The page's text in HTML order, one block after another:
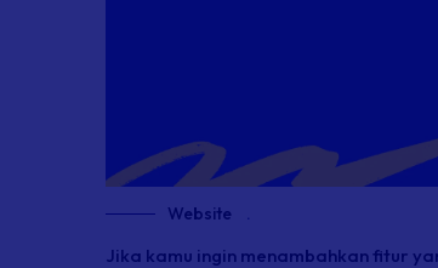
Website .
Jika kamu ingin menambahkan fitur